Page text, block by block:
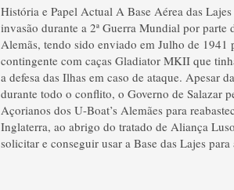
História e Papel Actual A Base Aérea das
invasão durante a 2ª Guerra Mundial por parte
Alemãs, tendo sido enviado em Julho de 1941
contingente com caças Gladiator MKII que
a defesa das Ilhas em caso de ataque. Apesar
durante todo o conflito, o Governo de Salazar
Açorianos dos U-Boat’s Alemães para
Inglaterra, ao abrigo do tratado de Aliança
solicitar e conseguir usar a Base das Lajes